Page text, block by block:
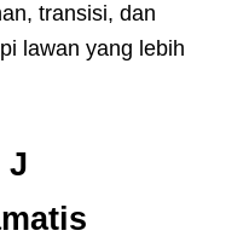
transisi, dan
lawan yang lebih
J